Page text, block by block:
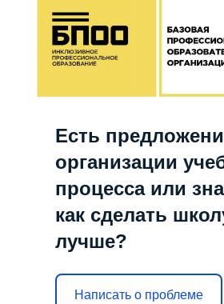
Есть
организации
процесса или
как сделать
лучше?
Написать о проблеме